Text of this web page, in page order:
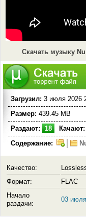
Скачать музыку
Загрузил: 3 июля 2026
Размер: 439.45 MB
Раздают:
18 Качают:
Содержание:
Качество:
Формат:
FLAC
Начало
раздачи:
03